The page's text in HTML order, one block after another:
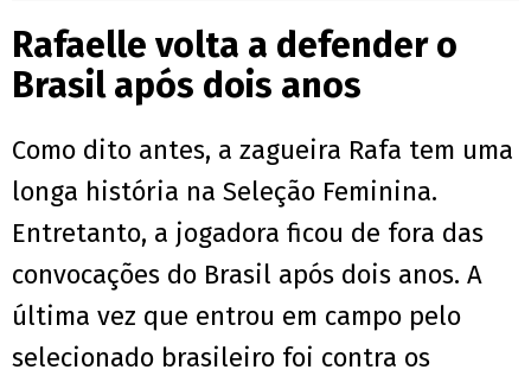
Rafaelle volta a defender o
Brasil após dois anos
Como dito antes, a zagueira Rafa tem uma
longa história na Seleção Feminina.
Entretanto, a jogadora ficou de fora das
convocações do Brasil após dois anos. A
última vez que entrou em campo pelo
selecionado brasileiro foi contra os